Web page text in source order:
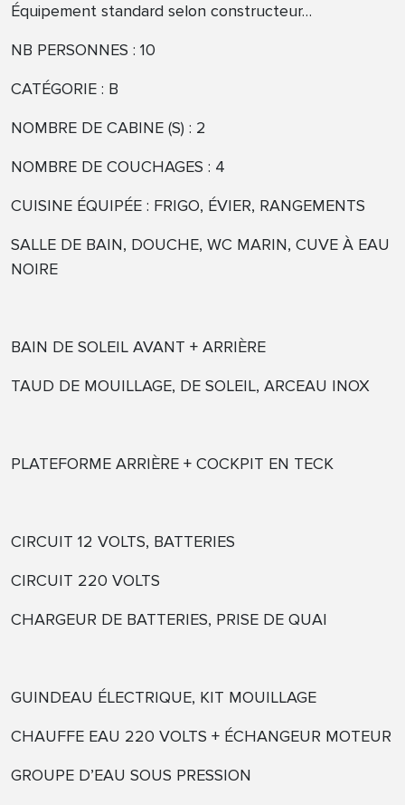
Équipement standard selon constructeur…
NB PERSONNES : 10
CATÉGORIE : B
NOMBRE DE CABINE (S) : 2
NOMBRE DE COUCHAGES : 4
CUISINE ÉQUIPÉE : FRIGO, ÉVIER, RANGEMENTS
SALLE DE BAIN, DOUCHE, WC MARIN, CUVE À EAU
NOIRE
BAIN DE SOLEIL AVANT + ARRIÈRE
TAUD DE MOUILLAGE, DE SOLEIL, ARCEAU INOX
PLATEFORME ARRIÈRE + COCKPIT EN TECK
CIRCUIT 12 VOLTS, BATTERIES
CIRCUIT 220 VOLTS
CHARGEUR DE BATTERIES, PRISE DE QUAI
GUINDEAU ÉLECTRIQUE, KIT MOUILLAGE
CHAUFFE EAU 220 VOLTS + ÉCHANGEUR MOTEUR
GROUPE D’EAU SOUS PRESSION